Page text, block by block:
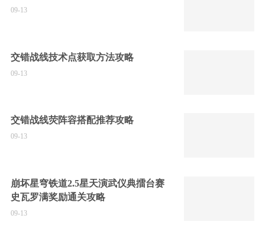
09-13
交错战线技术点获取方法攻略
09-13
交错战线荧阵容搭配推荐攻略
09-13
崩坏星穹铁道2.5星天演武仪典擂台赛
史瓦罗满奖励通关攻略
09-13